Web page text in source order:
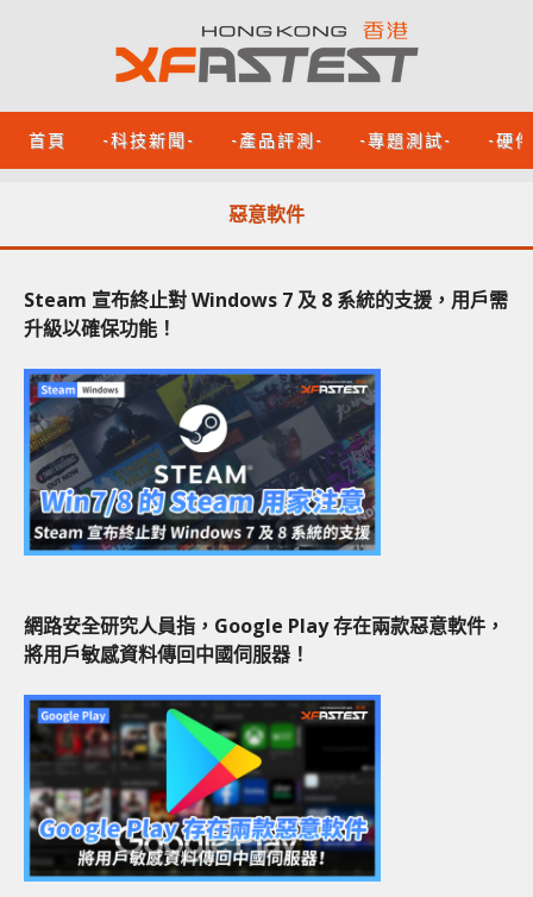
首頁 -科技新聞- -產品評測- -專題測試- -硬
惡意軟件
Steam 宣布終止對 Windows 7 及 8 系統的支援，用戶需
升級以確保功能！
網路安全研究人員指，Google Play 存在兩款惡意軟件，
將用戶敏感資料傳回中國伺服器！